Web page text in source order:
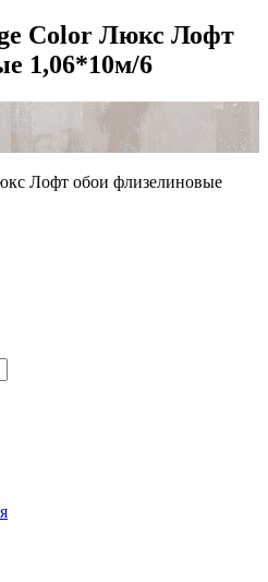
Color Люкс Лофт
1,06*10м/6
Лофт обои флизелиновые